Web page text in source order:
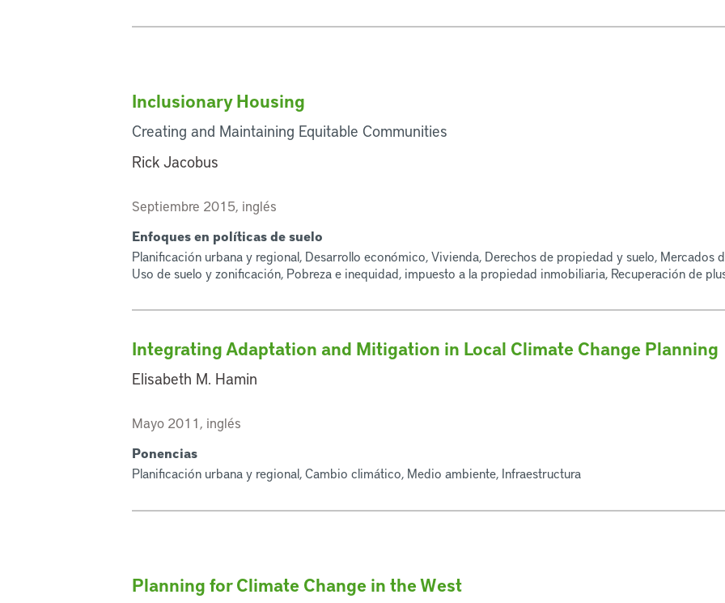
Inclusionary Housing
Creating and Maintaining Equitable Communities
Rick Jacobus
Septiembre 2015, inglés
Enfoques en políticas de suelo
Planificación urbana y regional, Desarrollo económico, Vivienda, Derechos de propiedad y suelo, Mercados
Uso de suelo y zonificación, Pobreza e inequidad, impuesto a la propiedad inmobiliaria, Recuperación de
Integrating Adaptation and Mitigation in Local Climate Change Planning
Elisabeth M. Hamin
Mayo 2011, inglés
Ponencias
Planificación urbana y regional, Cambio climático, Medio ambiente, Infraestructura
Planning for Climate Change in the West